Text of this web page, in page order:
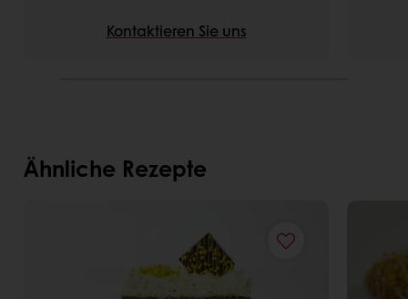
Kontaktieren Sie uns
Ähnliche Rezepte